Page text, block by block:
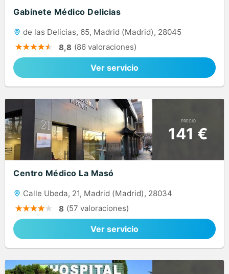
Gabinete Médico Delicias
de las Delicias, 65, Madrid (Madrid), 28045
8,8 (86 valoraciones)
Ver servicio
PRECIO
141 €
Centro Médico La Masó
Calle Ubeda, 21, Madrid (Madrid), 28034
8 (57 valoraciones)
Ver servicio